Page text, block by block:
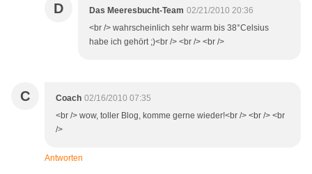
D Das Meeresbucht-Team 02/21/2010 20:36
<br /> wahrscheinlich sehr warm bis 38°Celsius
habe ich gehört ;)<br /> <br /> <br />
C Coach 02/16/2010 07:35
<br /> wow, toller Blog, komme gerne wieder!<br /> <br /> <br
/>
Antworten